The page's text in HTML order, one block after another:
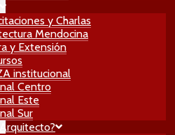
y Charlas
Mendocina
y Extensión
institucional
Centro
Este
Sur